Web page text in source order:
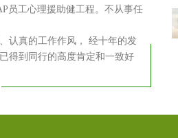
员工心理援助健工程。不从事任
真的工作作风， 经十年的发
得到同行的高度肯定和一致好